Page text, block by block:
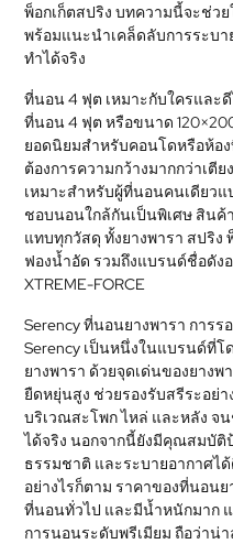
CONTACT
US
พ็อกเก็ตสปริง บทความนี้จะช่ว
พร้อมแนะนำเคล็ดลับการระบ
ทำได้จริง
ที่นอน 4 ฟุต เหมาะกับใครและ
ที่นอน 4 ฟุต หรือขนาด
ยอดนิยมสำหรับคอนโดหรือห้อ
ต้องการความกว้างมากกว่าเตีย
เหมาะสำหรับผู้ที่นอนคนเดียว
ชอบนอนใกล้กันเป็นพิเศษ สินค้
แทบทุกวัสดุ ทั้งยางพารา สปริง
ฟองน้ำอัด รวมถึงแบรนด์ชื่อดังอ
XTREME-FORCE
Serency ที่นอนยางพารา การร
Serency เป็นหนึ่งในแบรนด์ที่โ
ยางพารา ด้วยจุดเด่นของยาง
ยืดหยุ่นสูง ช่วยรองรับสรีระอย่
บริเวณสะโพก ไหล่ และหลัง จ
ได้จริง นอกจากนี้ยังมีคุณสมบัติ
ธรรมชาติ และระบายอากาศไ
อย่างไรก็ตาม ราคาของที่นอนย
ที่นอนทั่วไป และมีน้ำหนักมาก
การนอนระดับพรีเมียม ถือว่าน่